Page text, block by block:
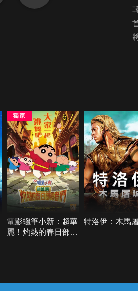
6.7
電影蠟筆小新：超華
麗！灼熱的春日部舞
特洛伊：木馬